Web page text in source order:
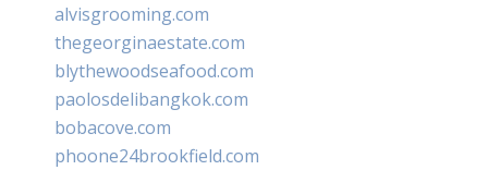
alvisgrooming.com
thegeorginaestate.com
blythewoodseafood.com
paolosdelibangkok.com
bobacove.com
phoone24brookfield.com